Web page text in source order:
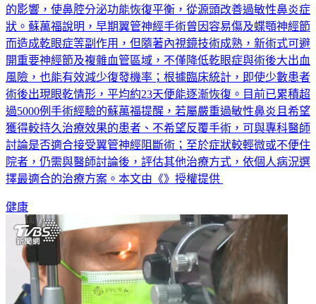
經，截斷一段2-3公分的翼管神經，降低副交感神經過度活躍
的影響，使鼻腔分泌功能恢復平衡，從源頭改善過敏性鼻炎症
狀。蘇萬福說明，早期翼管神經手術曾因容易傷及蝶顎神經節
而造成乾眼症等副作用，但隨著內視鏡技術成熟，新術式可避
開重要神經節及複雜血管區域，不僅降低乾眼症與術後大出血
風險，也能有效減少復發機率；根據臨床統計，即使少數患者
術後出現眼乾情形，平均約23天便能逐漸恢復。目前已累積超
過5000例手術經驗的蘇萬福提醒，若屬嚴重過敏性鼻炎且希望
獲得較持久治療效果的患者、不希望反覆手術，可與專科醫師
討論是否適合接受翼管神經阻斷術；至於症狀較輕微或不便住
院者，仍需與醫師討論後，評估其他治療方式，依個人病況選
健康